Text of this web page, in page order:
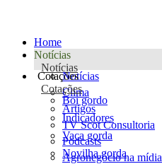
Home
Notícias
Notícias
Notícias
Clima
Artigos
TV Scot Consultoria
Podcasts
Agronegócio na mídia
Cotações
Cotações
Boi gordo
Indicadores
Vaca gorda
Novilha gorda